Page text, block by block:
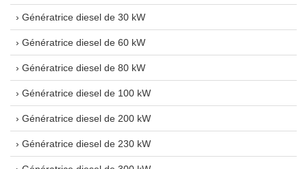
› Génératrice diesel de 30 kW
› Génératrice diesel de 60 kW
› Génératrice diesel de 80 kW
› Génératrice diesel de 100 kW
› Génératrice diesel de 200 kW
› Génératrice diesel de 230 kW